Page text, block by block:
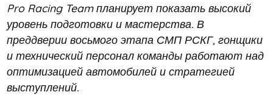
Pro Racing Team планирует показать высокий
уровень подготовки и мастерства. В
преддверии восьмого этапа СМП РСКГ, гонщики
и технический персонал команды работают над
оптимизацией автомобилей и стратегией
выступлений.